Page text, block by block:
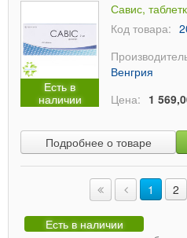
Есть в
наличии
Савис,
Код товара:
Венгрия
Цена: 1
Подробнее о товаре
1 2
Есть в наличии